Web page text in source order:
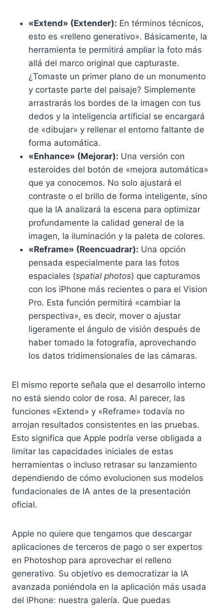
«Extend» (Extender): En términos técnicos,
esto es «relleno generativo». Básicamente, la
herramienta te permitirá ampliar la foto más
allá del marco original que capturaste.
¿Tomaste un primer plano de un monumento
y cortaste parte del paisaje? Simplemente
arrastrarás los bordes de la imagen con tus
dedos y la inteligencia artificial se encargará
de «dibujar» y rellenar el entorno faltante de
forma automática.
«Enhance» (Mejorar): Una versión con
esteroides del botón de «mejora automática»
que ya conocemos. No solo ajustará el
contraste o el brillo de forma inteligente, sino
que la IA analizará la escena para optimizar
profundamente la calidad general de la
imagen, la iluminación y la paleta de colores.
«Reframe» (Reencuadrar): Una opción
pensada especialmente para las fotos
espaciales (spatial photos) que capturamos
con los iPhone más recientes o para el Vision
Pro. Esta función permitirá «cambiar la
perspectiva», es decir, mover o ajustar
ligeramente el ángulo de visión después de
haber tomado la fotografía, aprovechando
los datos tridimensionales de las cámaras.
El mismo reporte señala que el desarrollo interno
no está siendo color de rosa. Al parecer, las
funciones «Extend» y «Reframe» todavía no
arrojan resultados consistentes en las pruebas.
Esto significa que Apple podría verse obligada a
limitar las capacidades iniciales de estas
herramientas o incluso retrasar su lanzamiento
dependiendo de cómo evolucionen sus modelos
fundacionales de IA antes de la presentación
oficial.
Apple no quiere que tengamos que descargar
aplicaciones de terceros de pago o ser expertos
en Photoshop para aprovechar el relleno
generativo. Su objetivo es democratizar la IA
avanzada poniéndola en la aplicación más usada
del iPhone: nuestra galería. Que puedas